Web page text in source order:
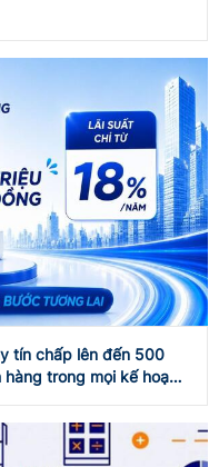
tín chấp lên đến 500
trong mọi kế hoạch